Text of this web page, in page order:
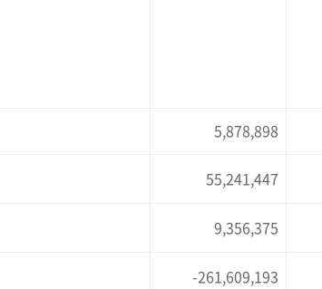
5,878,898
55,241,447
9,356,375
-261,609,193